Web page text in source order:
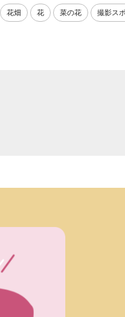
花畑 花 菜の花 撮影ス